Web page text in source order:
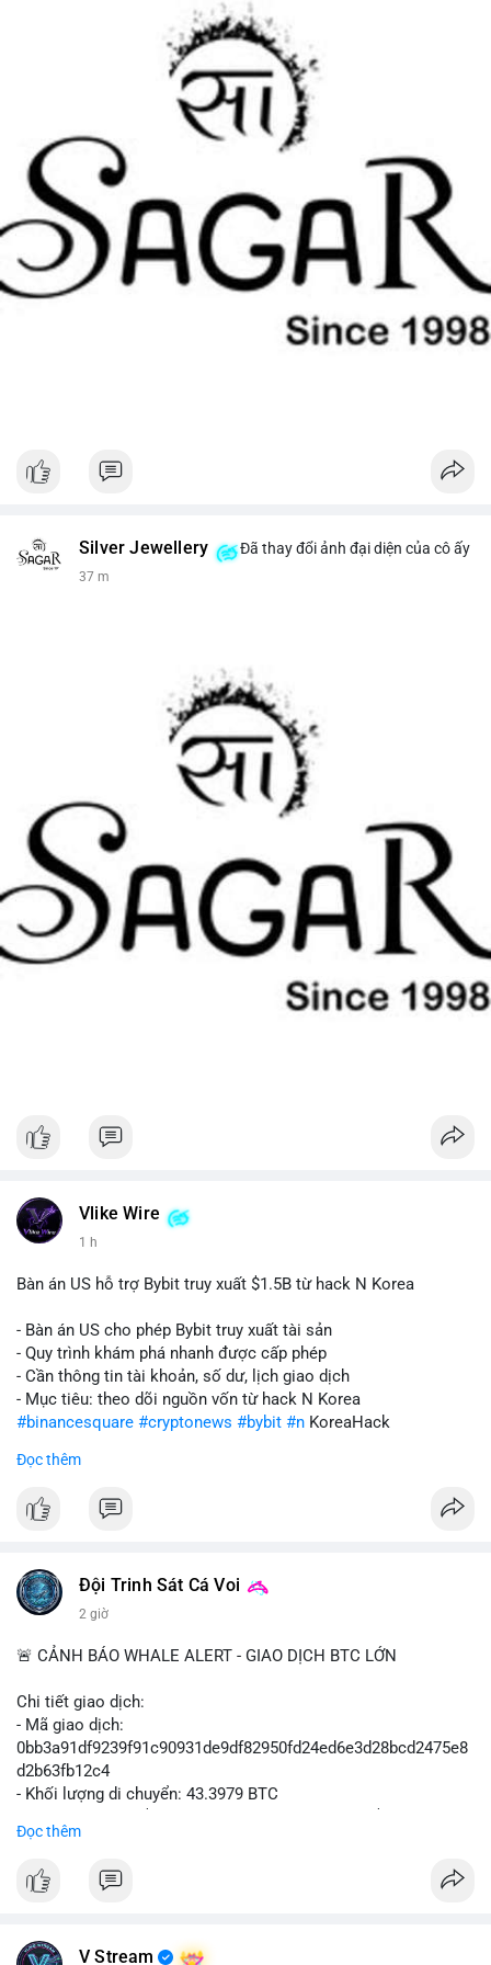
Silver Jewellery Đã thay đổi ảnh đại diện của cô ấy
37 m
Vlike Wire
1 h
Bàn án US hỗ trợ Bybit truy xuất $1.5B từ hack N Korea
- Bàn án US cho phép Bybit truy xuất tài sản
- Quy trình khám phá nhanh được cấp phép
- Cần thông tin tài khoản, số dư, lịch giao dịch
- Mục tiêu: theo dõi nguồn vốn từ hack N Korea
#binancesquare #cryptonews #bybit #n KoreaHack
$btc $eth
#vlikevn #titanbot
Đọc thêm
Đội Trinh Sát Cá Voi
2 giờ
🚨 CẢNH BÁO WHALE ALERT - GIAO DỊCH BTC LỚN
Chi tiết giao dịch:
- Mã giao dịch:
0bb3a91df9239f91c90931de9df82950fd24ed6e3d28bcd2475e8
d2b63fb12c4
- Khối lượng di chuyển: 43.3979 BTC
USD)
- Thời gian: 04:18
số đủ lớn để tạo áp lực thanh khoản tức thời. Hành vi này có
Đọc thêm
V Stream